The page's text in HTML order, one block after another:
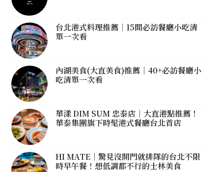
台北港式料理推薦｜15間必訪餐廳小吃清
單一次看
內湖美食(大直美食)推薦｜40+必訪餐廳小
吃清單一次看
華漾 DIM SUM 忠泰店｜大直港點推薦！
華泰集團旗下時髦港式餐廳台北首店
HI MATE｜驚見沒開門就排隊的台北不限
時早午餐！想低調都不行的士林美食